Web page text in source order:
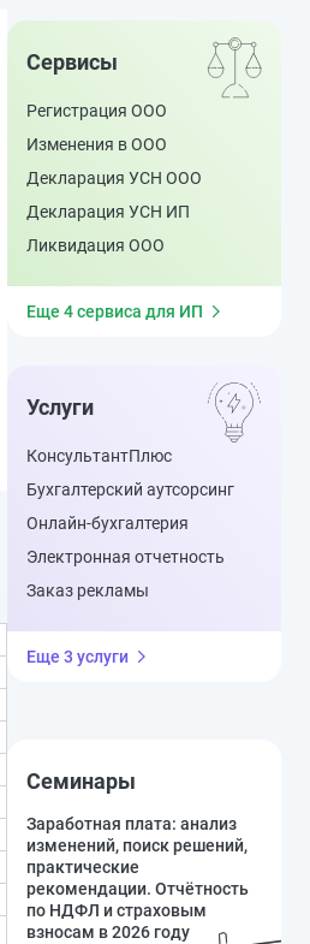
Сервисы
Регистрация ООО
Изменения в ООО
Декларация УСН ООО
Декларация УСН ИП
Ликвидация ООО
Еще 4 сервиса для ИП
Услуги
КонсультантПлюс
Бухгалтерский аутсорсинг
Онлайн-бухгалтерия
Электронная отчетность
Заказ рекламы
Еще 3 услуги
Семинары
Заработная плата: анализ
изменений, поиск решений,
практические
рекомендации. Отчётность
по НДФЛ и страховым
взносам в 2026 году